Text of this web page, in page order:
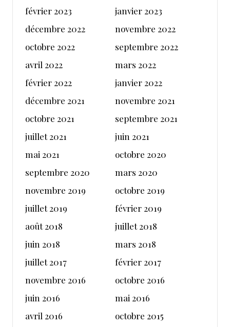
février 2023
janvier 2023
décembre 2022
novembre 2022
octobre 2022
septembre 2022
avril 2022
mars 2022
février 2022
janvier 2022
décembre 2021
novembre 2021
octobre 2021
septembre 2021
juillet 2021
juin 2021
mai 2021
octobre 2020
septembre 2020
mars 2020
novembre 2019
octobre 2019
juillet 2019
février 2019
août 2018
juillet 2018
juin 2018
mars 2018
juillet 2017
février 2017
novembre 2016
octobre 2016
juin 2016
mai 2016
avril 2016
octobre 2015